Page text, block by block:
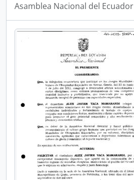
Asamblea Nacional del Ecuador